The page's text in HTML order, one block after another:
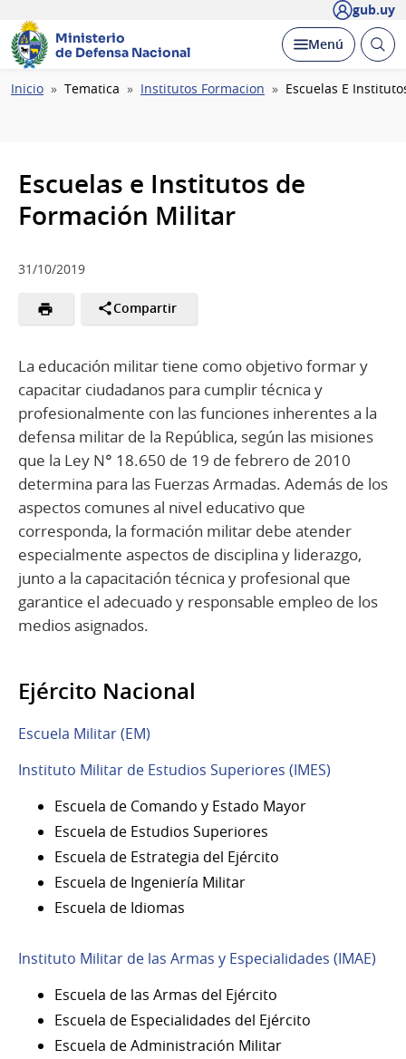
gub.uy
Ministerio
de Defensa Nacional
Desplegar
Menú Abrir
Ruta
Inicio Tematica Institutos Formacion Escuelas E
Escuelas e Institutos de
Formación Militar
31/10/2019
Compartir
La educación militar tiene como objetivo formar y
capacitar ciudadanos para cumplir técnica y
profesionalmente con las funciones inherentes a la
defensa militar de la República, según las misiones
que la Ley N° 18.650 de 19 de febrero de 2010
determina para las Fuerzas Armadas. Además de los
aspectos comunes al nivel educativo que
corresponda, la formación militar debe atender
especialmente aspectos de disciplina y liderazgo,
junto a la capacitación técnica y profesional que
garantice el adecuado y responsable empleo de los
medios asignados.
Ejército Nacional
Escuela Militar (EM)
Instituto Militar de Estudios Superiores (IMES)
Escuela de Comando y Estado Mayor
Escuela de Estudios Superiores
Escuela de Estrategia del Ejército
Escuela de Ingeniería Militar
Escuela de Idiomas
Instituto Militar de las Armas y Especialidades (IMAE)
Escuela de las Armas del Ejército
Escuela de Especialidades del Ejército
Escuela de Administración Militar